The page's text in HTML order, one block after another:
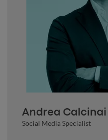
Andrea Calcinai
Social Media Specialist